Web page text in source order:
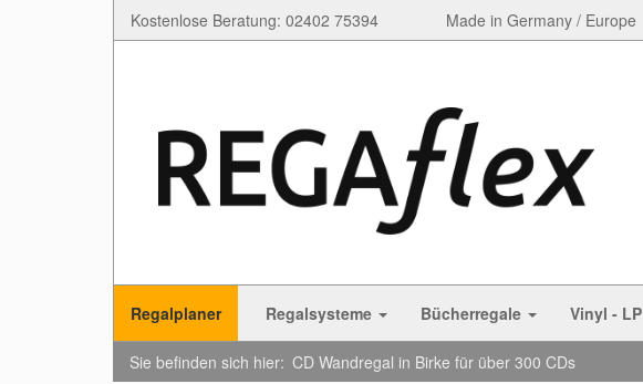
Kostenlose Beratung: 02402 75394 Made in Germany / Europe
Regalplaner Regalsysteme Bücherregale Vinyl - LP
Sie befinden sich hier: CD Wandregal in Birke für über 300 CDs